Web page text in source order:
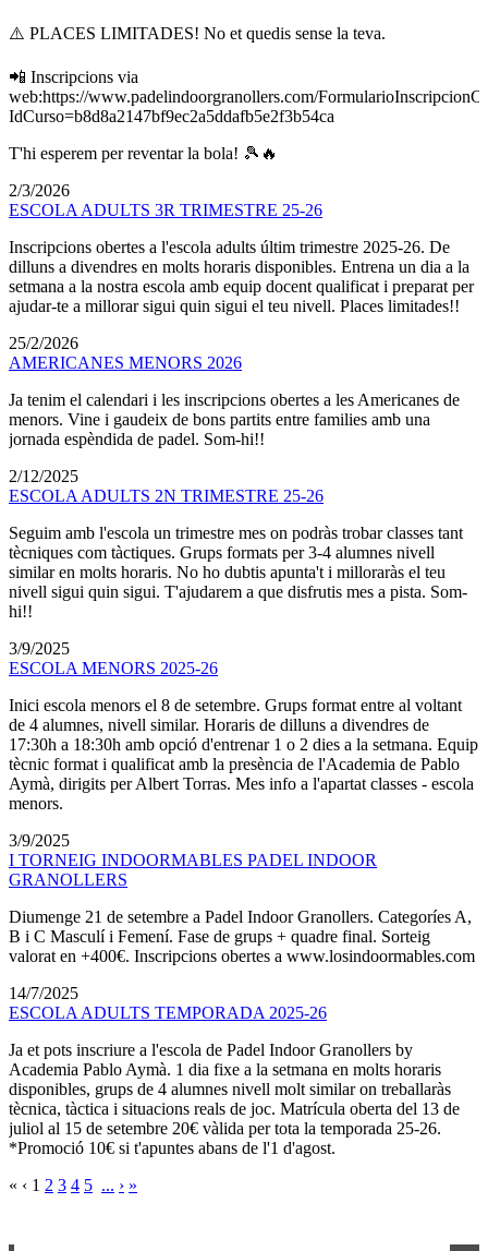
⚠️ PLACES LIMITADES! No et quedis sense la teva.
📲 Inscripcions via
web:https://www.padelindoorgranollers.com/
IdCurso=b8d8a2147bf9ec2a5ddafb5e2f3b54ca
T'hi esperem per reventar la bola! 🎾🔥
2/3/2026
ESCOLA ADULTS 3R TRIMESTRE 25-26
Inscripcions obertes a l'escola adults últim trimestre 2025-26. De
dilluns a divendres en molts horaris disponibles. Entrena un dia a la
setmana a la nostra escola amb equip docent qualificat i preparat per
ajudar-te a millorar sigui quin sigui el teu nivell. Places limitades!!
25/2/2026
AMERICANES MENORS 2026
Ja tenim el calendari i les inscripcions obertes a les Americanes de
menors. Vine i gaudeix de bons partits entre families amb una
jornada espèndida de padel. Som-hi!!
2/12/2025
ESCOLA ADULTS 2N TRIMESTRE 25-26
Seguim amb l'escola un trimestre mes on podràs trobar classes tant
tècniques com tàctiques. Grups formats per 3-4 alumnes nivell
similar en molts horaris. No ho dubtis apunta't i milloraràs el teu
nivell sigui quin sigui. T'ajudarem a que disfrutis mes a pista. Som-
hi!!
3/9/2025
ESCOLA MENORS 2025-26
Inici escola menors el 8 de setembre. Grups format entre al voltant
de 4 alumnes, nivell similar. Horaris de dilluns a divendres de
17:30h a 18:30h amb opció d'entrenar 1 o 2 dies a la setmana. Equip
tècnic format i qualificat amb la presència de l'Academia de Pablo
Aymà, dirigits per Albert Torras. Mes info a l'apartat classes - escola
menors.
3/9/2025
I TORNEIG INDOORMABLES PADEL INDOOR
GRANOLLERS
Diumenge 21 de setembre a Padel Indoor Granollers. Categoríes A,
B i C Masculí i Femení. Fase de grups + quadre final. Sorteig
valorat en +400€. Inscripcions obertes a www.losindoormables.com
14/7/2025
ESCOLA ADULTS TEMPORADA 2025-26
Ja et pots inscriure a l'escola de Padel Indoor Granollers by
Academia Pablo Aymà. 1 dia fixe a la setmana en molts horaris
disponibles, grups de 4 alumnes nivell molt similar on treballaràs
tècnica, tàctica i situacions reals de joc. Matrícula oberta del 13 de
juliol al 15 de setembre 20€ vàlida per tota la temporada 25-26.
*Promoció 10€ si t'apuntes abans de l'1 d'agost.
« ‹ 1 2 3 4 5 ... › »